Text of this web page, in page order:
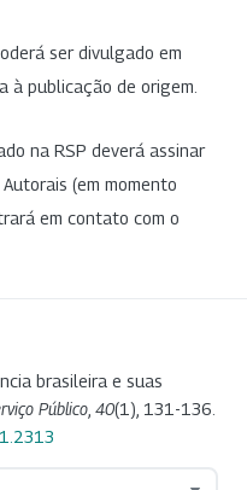
ser divulgado em
à publicação de origem.
na RSP deverá assinar
(em momento
em contato com o
brasileira e suas
Público 40(1), 131-136.